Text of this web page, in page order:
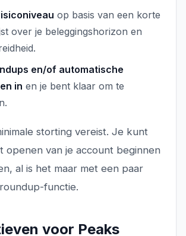
op basis van een korte
over je beleggingshorizon en
en/of automatische
in en je bent klaar om te
storting vereist. Je kunt
openen van je account beginnen
al is het maar met een paar
functie.
voor Peaks